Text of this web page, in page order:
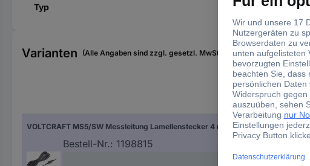
Typ
Varianten (Alle Angaben sind zzgl. gesetzl. MwSt., zzgl. Versand)
Herstellerfarbe
VOLTCRAFT MS5/SW Messleitung Lamellenstecker 4 mm Lamellenstecker 4 mm 5.00 m Schwarz 1 St.
Bestell-Nr.: 1198815
Schwarz